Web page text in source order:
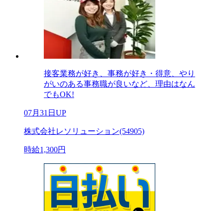
接客業務が好き、事務が好き・得意、やり
がいのある事務職が良いなど、理由はなん
でもOK!
07月31日UP
株式会社レソリューション(54905)
時給1,300円